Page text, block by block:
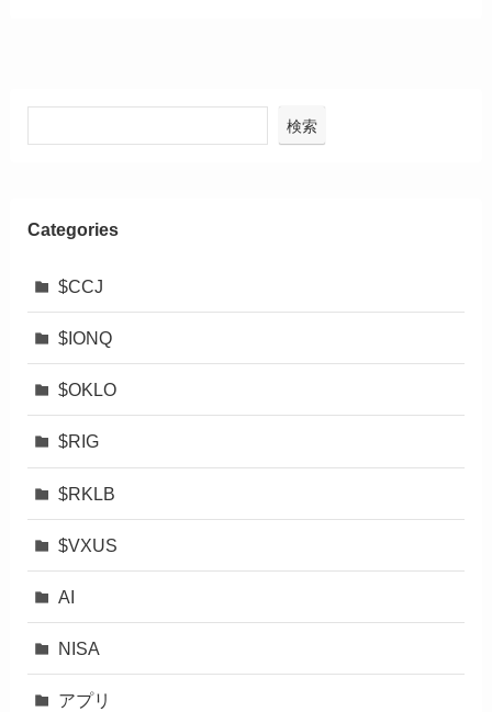
検索
Categories
$CCJ
$IONQ
$OKLO
$RIG
$RKLB
$VXUS
AI
NISA
アプリ